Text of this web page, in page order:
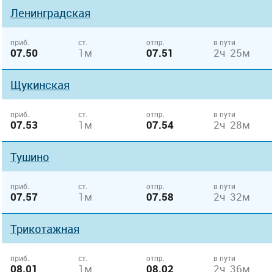
Ленинградская
приб.
07.50
ст.
1м
отпр.
07.51
в пути
2ч 25м
Щукинская
приб.
07.53
ст.
1м
отпр.
07.54
в пути
2ч 28м
Тушино
приб.
07.57
ст.
1м
отпр.
07.58
в пути
2ч 32м
Трикотажная
приб.
08.01
ст.
1м
отпр.
08.02
в пути
2ч 36м